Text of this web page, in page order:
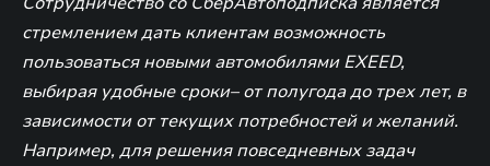
стремлением дать клиентам возможность
пользоваться новыми автомобилями EXEED,
выбирая удобные сроки– от полугода до трех лет, в
зависимости от текущих потребностей и желаний.
Например, для решения повседневных задач